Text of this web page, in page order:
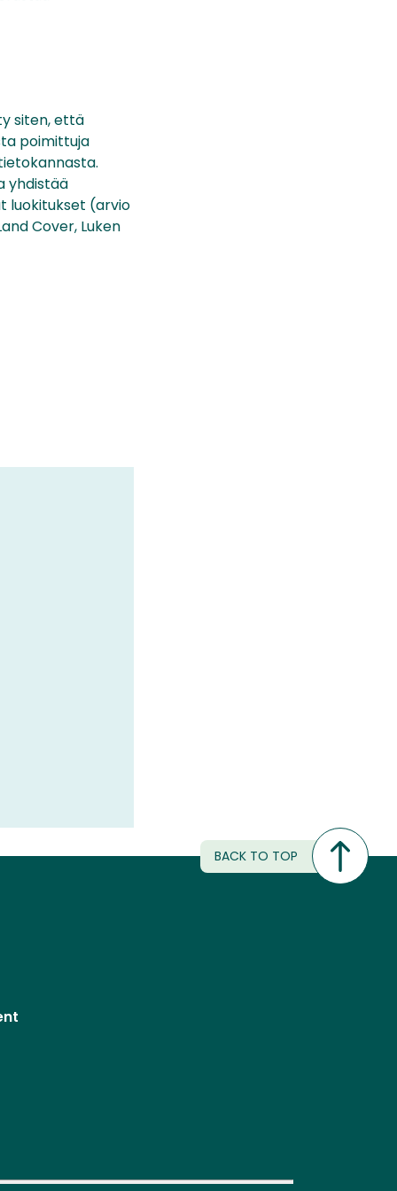
siten, että
poimittuja
yhdistää
luokitukset (arvio
Cover, Luken
BACK TO TOP